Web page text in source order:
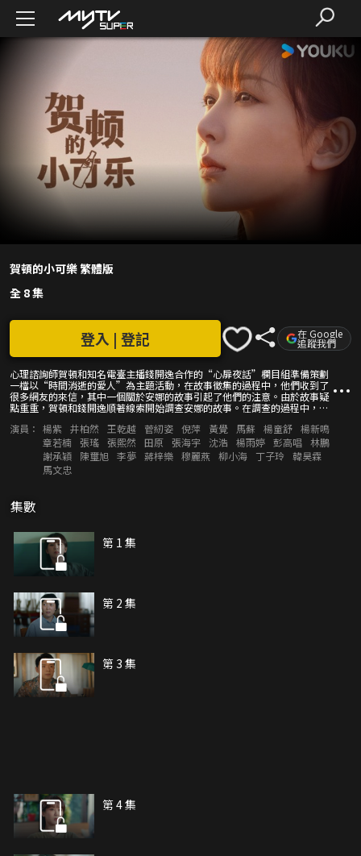
賀頓的小可樂 繁體版
全 8 集
心理諮詢師賀頓和知名電臺主播錢開逸合作的“心扉夜話”欄目組準備策劃
一檔以“時間消逝的愛人”為主題活動，在故事徵集的過程中，他們收到了
很多網友的來信，其中一個關於安娜的故事引起了他們的注意。由於故事疑
點重重，賀頓和錢開逸順著線索開始調查安娜的故事。在調查的過程中，賀
登入 | 登記 在 Google
追蹤我們
演員： 楊紫 井柏然 王乾越 菅紉姿 倪萍 黃覺 馬蘇 楊童舒 楊新鳴
章若楠 張瑤 張熙然 田原 張海宇 沈浩 楊雨婷 彭高唱 林鵬
謝承穎
陳璽旭 李夢 蔣梓樂 穆麗燕 柳小海 丁子玲
韓昊霖
馬文忠
集數
第 1 集
第 2 集
第 3 集
第 4 集